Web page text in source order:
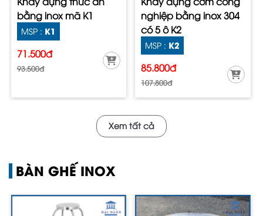
bằng inox mã K1
MSP : K1
71.500đ
93.500đ
nghiệp bằng inox 304
có 5 ô K2
MSP : K2
85.800đ
107.800đ
Xem tất cả
BÀN GHẾ INOX